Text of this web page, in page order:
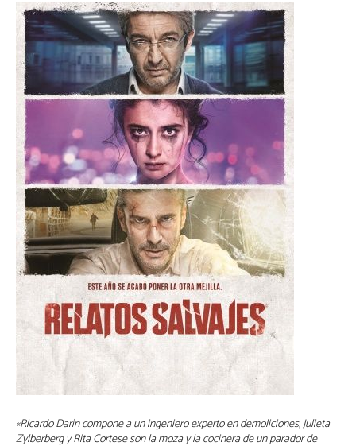
«Ricardo Darín compone a un ingeniero experto en demoliciones, Julieta
Zylberberg y Rita Cortese son la moza y la cocinera de un parador de